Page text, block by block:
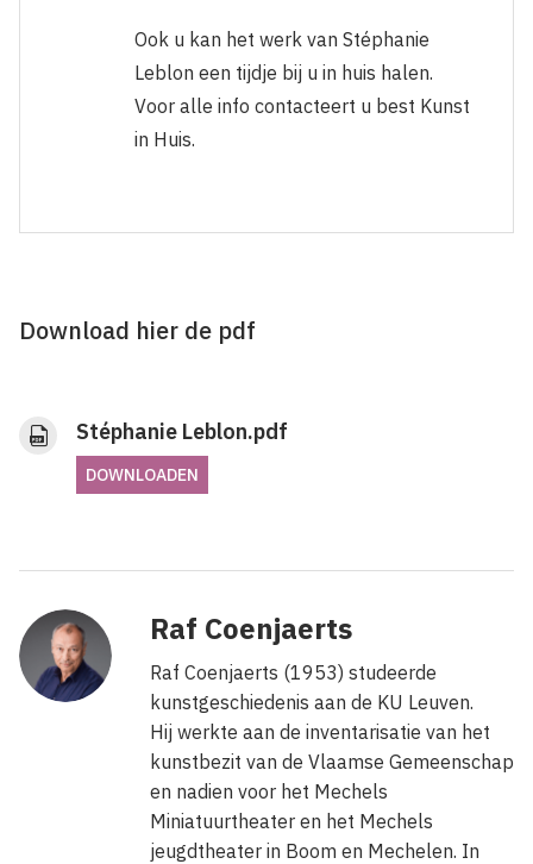
Ook u kan het werk van Stéphanie
Leblon een tijdje bij u in huis halen.
Voor alle info contacteert u best Kunst
in Huis.
Download hier de pdf
Stéphanie Leblon.pdf
DOWNLOADEN
Raf Coenjaerts
Raf Coenjaerts (1953) studeerde
kunstgeschiedenis aan de KU Leuven.
Hij werkte aan de inventarisatie van het
kunstbezit van de Vlaamse Gemeenschap
en nadien voor het Mechels
Miniatuurtheater en het Mechels
jeugdtheater in Boom en Mechelen. In